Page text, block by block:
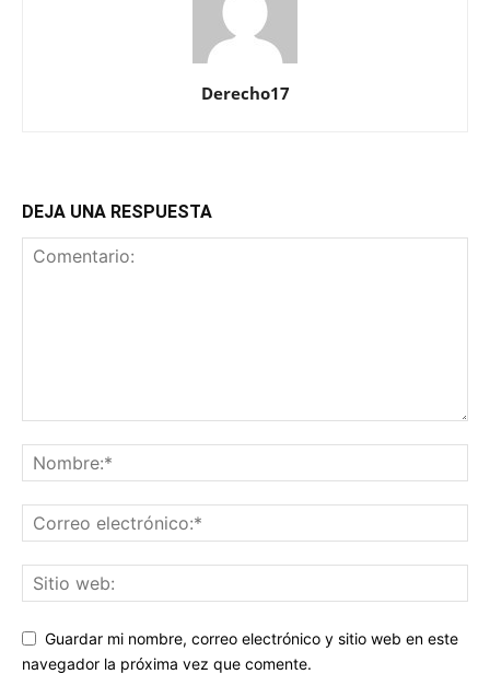
Derecho17
DEJA UNA RESPUESTA
Guardar mi nombre, correo electrónico y sitio web en este
navegador la próxima vez que comente.